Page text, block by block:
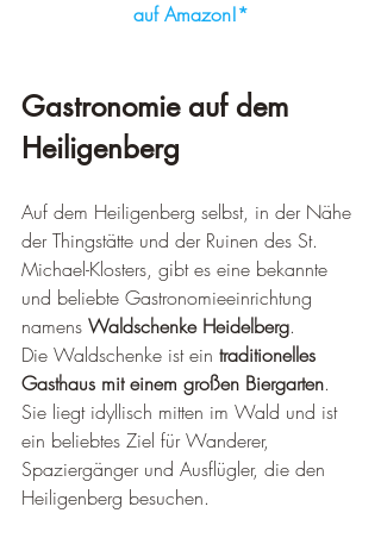
auf Amazon!*
Gastronomie auf dem
Heiligenberg
Auf dem Heiligenberg selbst, in der Nähe
der Thingstätte und der Ruinen des St.
Michael-Klosters, gibt es eine bekannte
und beliebte Gastronomieeinrichtung
namens Waldschenke Heidelberg.
Die Waldschenke ist ein traditionelles
Gasthaus mit einem großen Biergarten.
Sie liegt idyllisch mitten im Wald und ist
ein beliebtes Ziel für Wanderer,
Spaziergänger und Ausflügler, die den
Heiligenberg besuchen.